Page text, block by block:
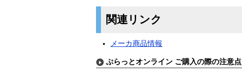
関連リンク
メーカ商品情報
ぷらっとオンライン ご購入の際の注意点